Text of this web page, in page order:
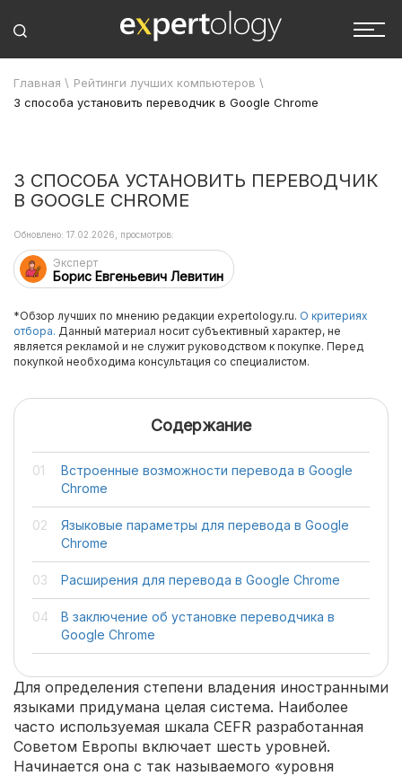
Главная \ Рейтинги лучших компьютеров \
3 способа установить переводчик в Google Chrome
3 СПОСОБА УСТАНОВИТЬ ПЕРЕВОДЧИК
В GOOGLE CHROME
Эксперт
Борис Евгеньевич Левитин
Обновлено: 17.02.2026, просмотров:
*Обзор лучших по мнению редакции expertology.ru. О критериях
отбора. Данный материал носит субъективный характер, не
является рекламой и не служит руководством к покупке. Перед
покупкой необходима консультация со специалистом.
Содержание
Встроенные возможности перевода в Google
Chrome
Языковые параметры для перевода в Google
Chrome
Расширения для перевода в Google Chrome
В заключение об установке переводчика в
Google Chrome
Для определения степени владения иностранными
языками придумана целая система. Наиболее
часто используемая шкала CEFR разработанная
Советом Европы включает шесть уровней.
Начинается она с так называемого «уровня